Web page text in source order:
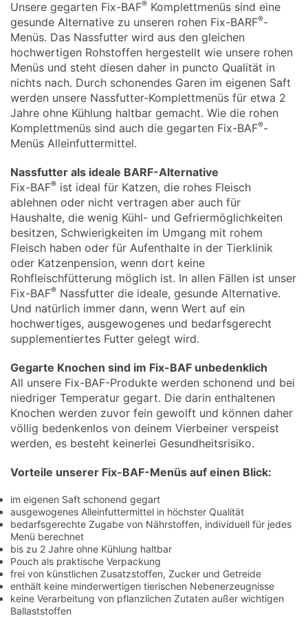
Unsere gegarten Fix-BAF® Komplettmenüs sind eine
gesunde Alternative zu unseren rohen Fix-BARF®-
Menüs. Das Nassfutter wird aus den gleichen
hochwertigen Rohstoffen hergestellt wie unsere rohen
Menüs und steht diesen daher in puncto Qualität in
nichts nach. Durch schonendes Garen im eigenen Saft
werden unsere Nassfutter-Komplettmenüs für etwa 2
Jahre ohne Kühlung haltbar gemacht. Wie die rohen
Komplettmenüs sind auch die gegarten Fix-BAF®-
Menüs Alleinfuttermittel.
Nassfutter als ideale BARF-Alternative
Fix-BAF® ist ideal für Katzen, die rohes Fleisch
ablehnen oder nicht vertragen aber auch für
Haushalte, die wenig Kühl- und Gefriermöglichkeiten
besitzen, Schwierigkeiten im Umgang mit rohem
Fleisch haben oder für Aufenthalte in der Tierklinik
oder Katzenpension, wenn dort keine
Rohfleischfütterung möglich ist. In allen Fällen ist unser
Fix-BAF® Nassfutter die ideale, gesunde Alternative.
Und natürlich immer dann, wenn Wert auf ein
hochwertiges, ausgewogenes und bedarfsgerecht
supplementiertes Futter gelegt wird.
Gegarte Knochen sind im Fix-BAF unbedenklich
All unsere Fix-BAF-Produkte werden schonend und bei
niedriger Temperatur gegart. Die darin enthaltenen
Knochen werden zuvor fein gewolft und können daher
völlig bedenkenlos von deinem Vierbeiner verspeist
werden, es besteht keinerlei Gesundheitsrisiko.
Vorteile unserer Fix-BAF-Menüs auf einen Blick:
im eigenen Saft schonend gegart
ausgewogenes Alleinfuttermittel in höchster Qualität
bedarfsgerechte Zugabe von Nährstoffen, individuell für jedes
Menü berechnet
bis zu 2 Jahre ohne Kühlung haltbar
Pouch als praktische Verpackung
frei von künstlichen Zusatzstoffen, Zucker und Getreide
enthält keine minderwertigen tierischen Nebenerzeugnisse
keine Verarbeitung von pflanzlichen Zutaten außer wichtigen
Ballaststoffen